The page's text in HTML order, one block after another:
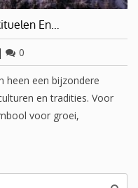
En…
| 0
heen een bijzondere
en tradities. Voor
voor groei,